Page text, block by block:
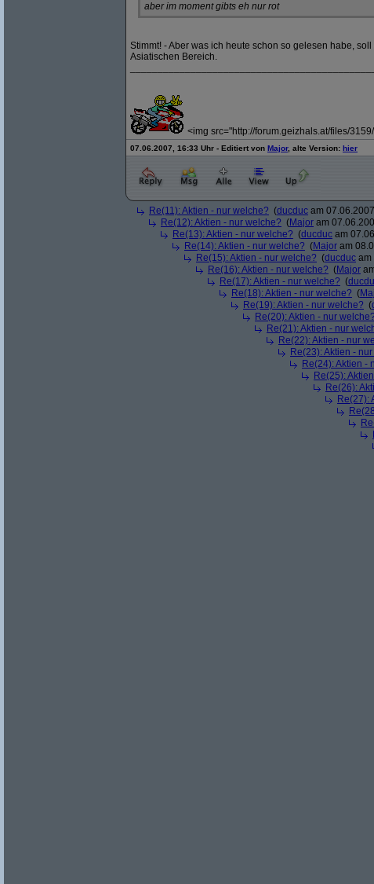
aber im moment gibts eh nur rot
Stimmt! - Aber was ich heute schon so gelesen habe,
Asiatischen Bereich.
<img src="http://forum.geizhals.at/files/
07.06.2007, 16:33 Uhr - Editiert von Major, alte Version: hier
Re(11): Aktien - nur welche? (ducduc am
Re(12): Aktien - nur welche? (Major am
Re(13): Aktien - nur welche? (ducduc am
Re(14): Aktien - nur welche? (Major am
Re(15): Aktien - nur welche? (ducduc am
Re(16): Aktien - nur welche? (Major
Re(17): Aktien - nur welche? (
Re(18): Aktien - nur welche? (
Re(19): Aktien - nur welche? (
Re(20): Aktien - nur welche?
Re(21): Aktien - nur
Re(22): Aktien - nur
Re(23): Aktien -
Re(24): Aktien -
Re(25):
Re(26):
Re(27):